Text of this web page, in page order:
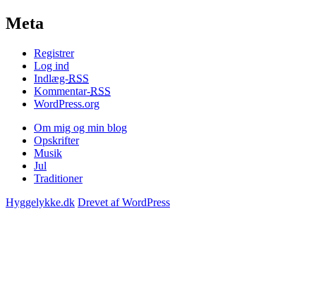
Meta
Registrer
Log ind
Indlæg-RSS
Kommentar-RSS
WordPress.org
Om mig og min blog
Opskrifter
Musik
Jul
Traditioner
Hyggelykke.dk Drevet af WordPress